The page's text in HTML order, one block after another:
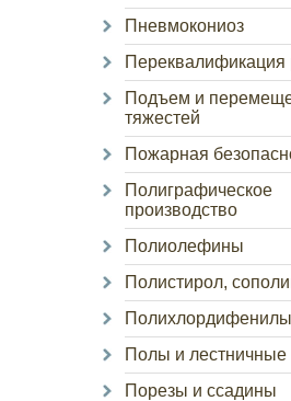
Пневмокониоз
Переквалификация
Подъем и
тяжестей
Пожарная
Полиграфическое
производство
Полиолефины
Полистирол,
Полихлордифенилы
Полы и
Порезы и ссадины